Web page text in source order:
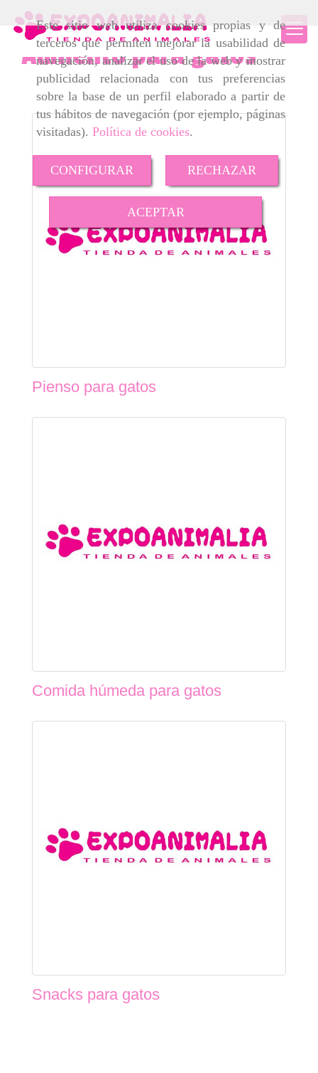
Este sitio web utiliza cookies propias y de
terceros que permiten mejorar la usabilidad de
navegación, analizar el uso de la web y mostrar
publicidad relacionada con tus preferencias
sobre la base de un perfil elaborado a partir de
tus hábitos de navegación (por ejemplo, páginas
visitadas). Política de cookies.
CONFIGURAR RECHAZAR
ACEPTAR
Alimento para gatos
Pienso para gatos
Comida húmeda para gatos
Snacks para gatos